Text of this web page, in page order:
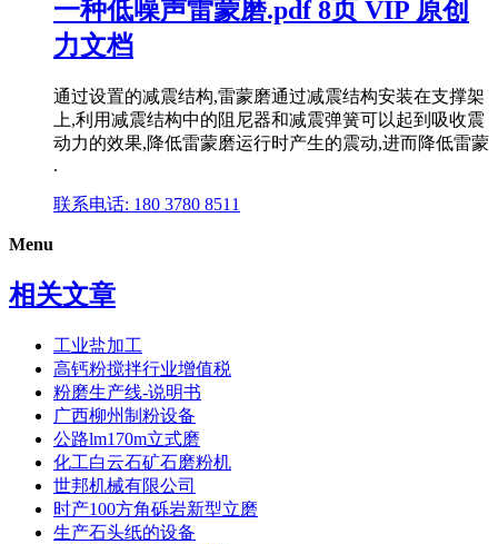
一种低噪声雷蒙磨.pdf 8页 VIP 原创
力文档
通过设置的减震结构,雷蒙磨通过减震结构安装在支撑架
上,利用减震结构中的阻尼器和减震弹簧可以起到吸收震
动力的效果,降低雷蒙磨运行时产生的震动,进而降低雷蒙
.
联系电话: 180 3780 8511
Menu
相关文章
工业盐加工
高钙粉搅拌行业增值税
粉磨生产线-说明书
广西柳州制粉设备
公路lm170m立式磨
化工白云石矿石磨粉机
世邦机械有限公司
时产100方角砾岩新型立磨
生产石头纸的设备